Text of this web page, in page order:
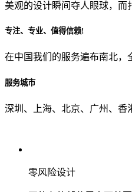
从哪里了解到我们？
美观的设计瞬间夺人眼球，而
专注、专业、值得信赖!
在中国我们的服务遍布南北，
服务城市
深圳、上海、北京、广州、香
零风险设计